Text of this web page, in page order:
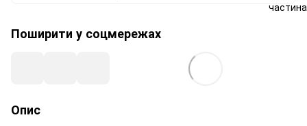
Поширити у соцмережах
Опис